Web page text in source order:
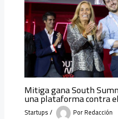
Mitiga gana South
una plataforma contra
Startups/ PorRedacción